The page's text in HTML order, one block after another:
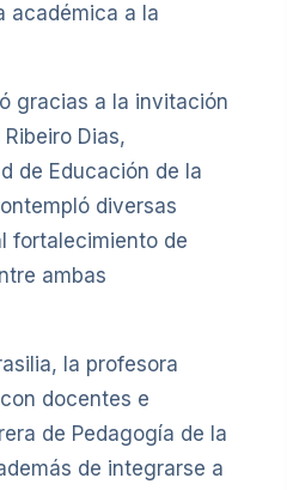
académica a la
gracias a la invitación
Dias,
de Educación de la
diversas
fortalecimiento de
ambas
la profesora
docentes e
de Pedagogía de la
de integrarse a